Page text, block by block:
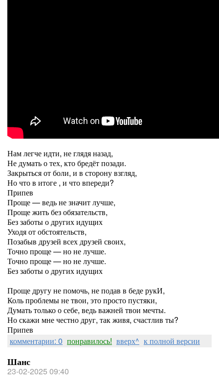
Нам легче идти, не глядя назад,
Не думать о тех, кто бредёт позади.
Закрыться от боли, и в сторону взгляд,
Но что в итоге , и что впереди?
Припев
Проще — ведь не значит лучше,
Проще жить без обязательств,
Без заботы о других идущих
Уходя от обстоятельств,
Позабыв друзей всех друзей своих,
Точно проще — но не лучше.
Точно проще — но не лучше.
Без заботы о других идущих
Проще другу не помочь, не подав в беде рукИ,
Коль проблемы не твои, это просто пустяки,
Думать только о себе, ведь важней твои мечты.
Но скажи мне честно друг, так живя, счастлив ты?
Припев
комментарии: 0 понравилось! вверх^ к полной версии
Шанс
23-02-2025 09:40